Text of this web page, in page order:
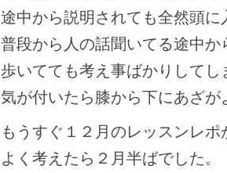
途中から説明されても全然頭
普段から人の話聞いてる途中
歩いてても考え事ばかりしてし
気が付いたら膝から下にあざが
もうすぐ１２月のレッスンレ
よく考えたら２月半ばでした。